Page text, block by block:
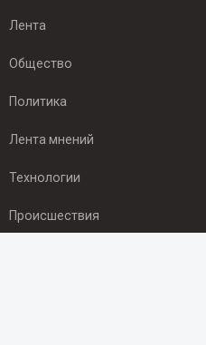
Лента
Общество
Политика
Лента мнений
Технологии
Происшествия